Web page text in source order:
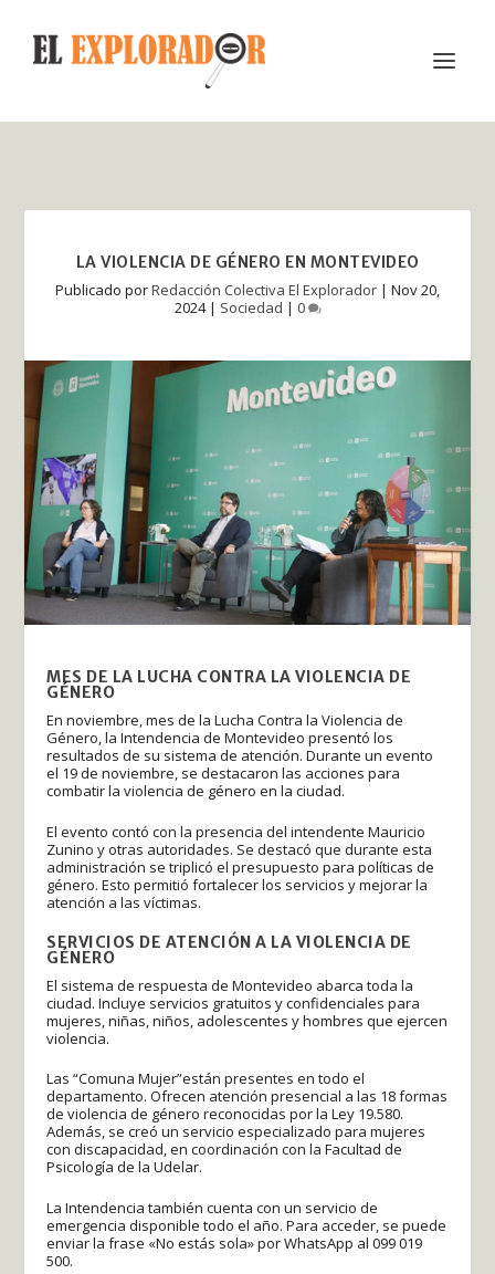
LA VIOLENCIA DE GÉNERO EN MONTEVIDEO
Publicado porRedacción Colectiva El Explorador | Nov 20,
2024| Sociedad | 0
MES DE LA LUCHA CONTRA LA VIOLENCIA DE
GÉNERO
En noviembre, mes de la Lucha Contra la Violencia de
Género, la Intendencia de Montevideo presentó los
resultados de su sistema de atención. Durante un evento
el 19 de noviembre, se destacaron las acciones para
combatir la violencia de género en la ciudad.
El evento contó con la presencia del intendente Mauricio
Zunino y otras autoridades. Se destacó que durante esta
administración se triplicó el presupuesto para políticas de
género. Esto permitió fortalecer los servicios y mejorar la
atención a las víctimas.
SERVICIOS DE ATENCIÓN A LA VIOLENCIA DE
GÉNERO
El sistema de respuesta de Montevideo abarca toda la
ciudad. Incluye servicios gratuitos y confidenciales para
mujeres, niñas, niños, adolescentes y hombres que ejercen
violencia.
Las “Comuna Mujer”están presentes en todo el
departamento. Ofrecen atención presencial a las 18 formas
de violencia de género reconocidas por la Ley 19.580.
Además, se creó un servicio especializado para mujeres
con discapacidad, en coordinación con la Facultad de
Psicología de la Udelar.
La Intendencia también cuenta con un servicio de
emergencia disponible todo el año. Para acceder, se puede
enviar la frase «No estás sola» por WhatsApp al 099 019
500.